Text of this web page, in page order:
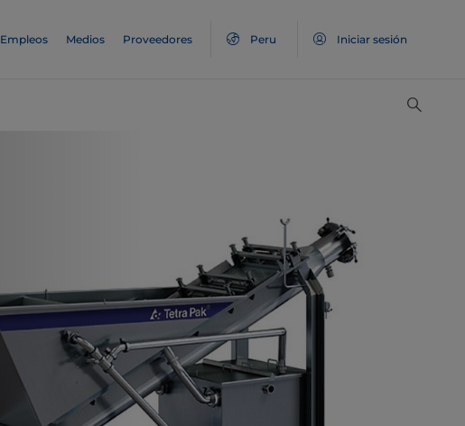
Empleos Medios Proveedores Peru Iniciar sesión